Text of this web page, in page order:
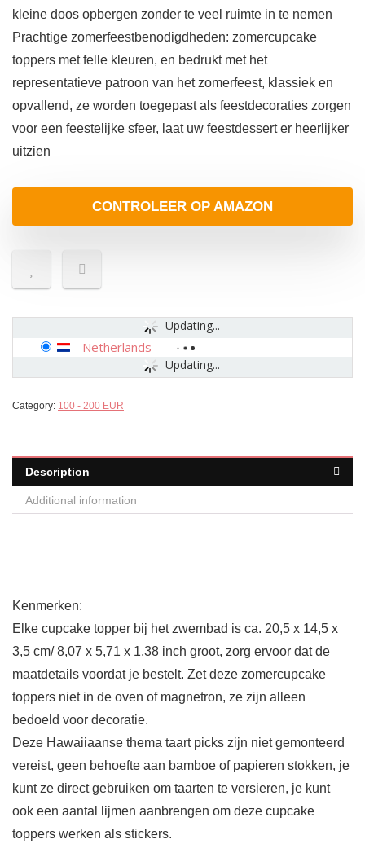
kleine doos opbergen zonder te veel ruimte in te nemen
Prachtige zomerfeestbenodigdheden: zomercupcake
toppers met felle kleuren, en bedrukt met het
representatieve patroon van het zomerfeest, klassiek en
opvallend, ze worden toegepast als feestdecoraties zorgen
voor een feestelijke sfeer, laat uw feestdessert er heerlijker
uitzien
CONTROLEER OP AMAZON
Updating...
Updating...
Netherlands -
Category: 100 - 200 EUR
Description
Additional information
Kenmerken:
Elke cupcake topper bij het zwembad is ca. 20,5 x 14,5 x
3,5 cm/ 8,07 x 5,71 x 1,38 inch groot, zorg ervoor dat de
maatdetails voordat je bestelt. Zet deze zomercupcake
toppers niet in de oven of magnetron, ze zijn alleen
bedoeld voor decoratie.
Deze Hawaiiaanse thema taart picks zijn niet gemonteerd
vereist, geen behoefte aan bamboe of papieren stokken, je
kunt ze direct gebruiken om taarten te versieren, je kunt
ook een aantal lijmen aanbrengen om deze cupcake
toppers werken als stickers.